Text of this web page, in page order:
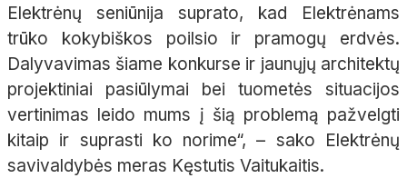
Elektrėnų seniūnija suprato, kad Elektrėnams
trūko kokybiškos poilsio ir pramogų erdvės.
Dalyvavimas šiame konkurse ir jaunųjų architektų
projektiniai pasiūlymai bei tuometės situacijos
vertinimas leido mums į šią problemą pažvelgti
kitaip ir suprasti ko norime“, – sako Elektrėnų
savivaldybės meras Kęstutis Vaitukaitis.